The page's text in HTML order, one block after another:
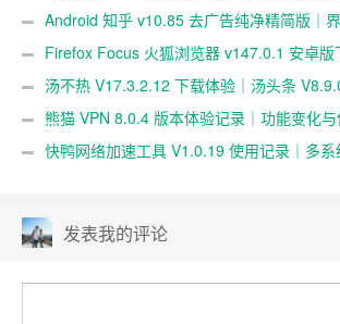
超轻 1M 体积浏览体验
Android 知乎 v10.85 去广告纯净精简版｜
览体验｜zhihu 安卓版
Firefox Focus 火狐浏览器 v147.0.1 安卓版
与隐私浏览表现
汤不热 V17.3.2.12 下载体验｜汤头条
使用说明
熊猫 VPN 8.0.4 版本体验记录｜功能变化
快鸭网络加速工具 V1.0.19 使用记录｜多
发表我的评论